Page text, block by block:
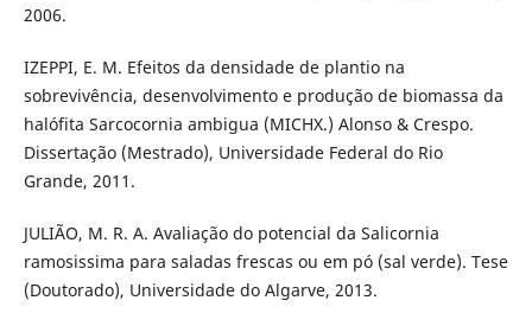
2006.
IZEPPI, E. M. Efeitos da densidade de plantio na
sobrevivência, desenvolvimento e produção de biomassa da
halófita Sarcocornia ambigua (MICHX.) Alonso & Crespo.
Dissertação (Mestrado), Universidade Federal do Rio
Grande, 2011.
JULIÃO, M. R. A. Avaliação do potencial da Salicornia
ramosissima para saladas frescas ou em pó (sal verde). Tese
(Doutorado), Universidade do Algarve, 2013.